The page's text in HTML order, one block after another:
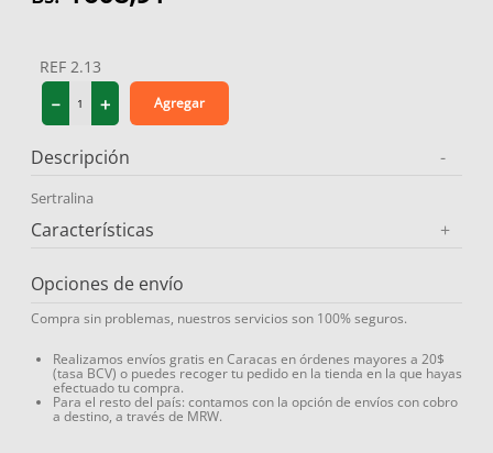
REF 2.13
＋
－ Agregar
Descripción -
Sertralina
Características +
Opciones de envío
Compra sin problemas, nuestros servicios son 100% seguros.
Realizamos envíos gratis en Caracas en órdenes mayores a 20$
(tasa BCV) o puedes recoger tu pedido en la tienda en la que hayas
efectuado tu compra.
Para el resto del país: contamos con la opción de envíos con cobro
a destino, a través de MRW.
.
champu
miovit
9.
protector solar